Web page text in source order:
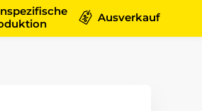
Ausverkauf